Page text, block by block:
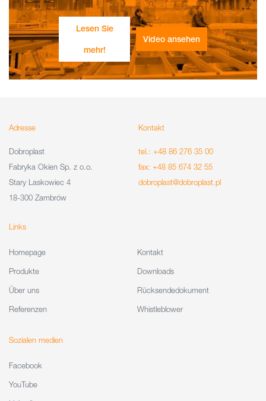
Lesen Sie
mehr!
Video ansehen
Adresse
Dobroplast
Fabryka Okien Sp. z o.o.
Stary Laskowiec 4
18-300 Zambrów
Kontakt
tel.: +48 86 276 35 00
fax: +48 85 674 32 55
dobroplast@dobroplast.pl
Links
Homepage
Produkte
Über uns
Referenzen
Kontakt
Downloads
Rücksendedokument
Whistleblower
Sozialen medien
Facebook
YouTube